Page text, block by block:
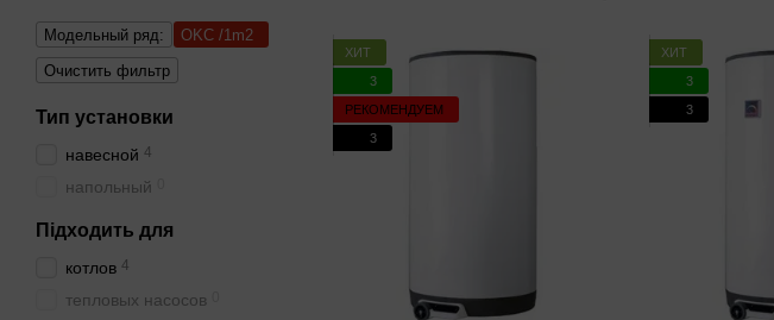
ХИТ
3
РЕКОМЕНДУЕМ
3
ХИТ
3
3
Модельный ряд:
OKC /1m2
Очистить фильтр
Тип установки
навесной 4
напольный
Підходить для
котлов 4
тепловых насосов